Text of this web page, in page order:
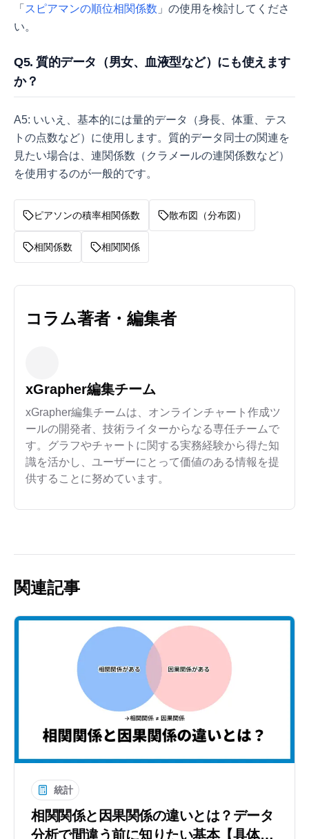
「 スピアマンの順位相関係数 」の使用を検討してくださ
い。
Q5. 質的データ（男女、血液型など）にも使えます
か？
A5: いいえ、基本的には量的データ（身長、体重、テス
トの点数など）に使用します。質的データ同士の関連を
見たい場合は、連関係数（クラメールの連関係数など）
を使用するのが一般的です。
ピアソンの積率相関係数 散布図（分布図）
相関係数 相関関係
コラム著者・編集者
xGrapher編集チーム
xGrapher編集チームは、オンラインチャート作成ツ
ールの開発者、技術ライターからなる専任チームで
す。グラフやチャートに関する実務経験から得た知
識を活かし、ユーザーにとって価値のある情報を提
供することに努めています。
関連記事
統計
相関関係と因果関係の違いとは？データ
分析で間違う前に知りたい基本【具体例